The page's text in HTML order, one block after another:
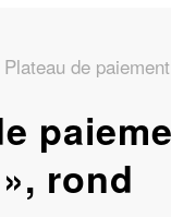
Plateau de
rond